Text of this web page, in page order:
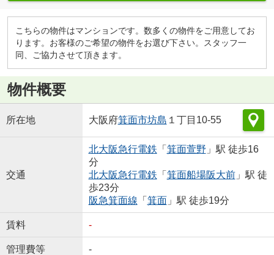
こちらの物件はマンションです。数多くの物件をご用意してお
ります。お客様のご希望の物件をお選び下さい。スタッフ一
同、ご協力させて頂きます。
物件概要
所在地 大阪府箕面市坊島 １丁目10-55
交通
北大阪急行電鉄 「 箕面萱野 」駅 徒歩16
分
北大阪急行電鉄 「 箕面船場阪大前」駅 徒
歩23分
阪急箕面線 「 箕面」駅 徒歩19分
賃料 -
管理費等 -